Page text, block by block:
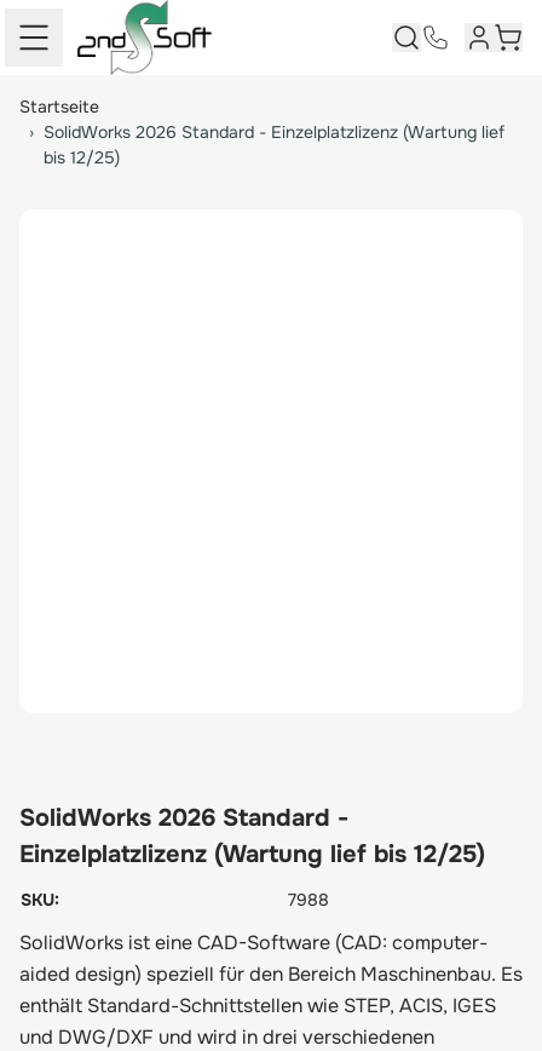
Startseite
› SolidWorks 2026 Standard - Einzelplatzlizenz (Wartung lief
bis 12/25)
SolidWorks 2026 Standard -
Einzelplatzlizenz (Wartung lief bis 12/25)
SolidWorks ist eine CAD-Software (CAD: computer-
aided design) speziell für den Bereich Maschinenbau. Es
enthält Standard-Schnittstellen wie STEP, ACIS, IGES
und DWG/DXF und wird in drei verschiedenen
SKU: 7988